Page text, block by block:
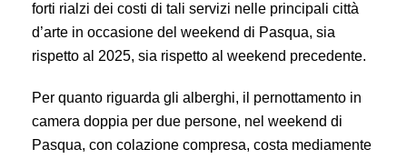
forti rialzi dei costi di tali servizi nelle principali città
d’arte in occasione del weekend di Pasqua, sia
rispetto al 2025, sia rispetto al weekend precedente.
Per quanto riguarda gli alberghi, il pernottamento in
camera doppia per due persone, nel weekend di
Pasqua, con colazione compresa, costa mediamente